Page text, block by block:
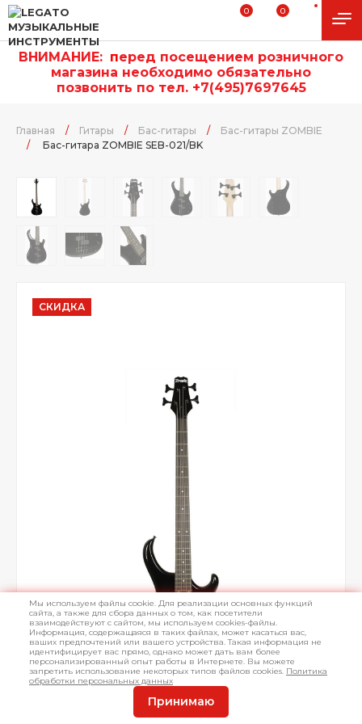
0 0
ВНИМАНИЕ: перед посещением розничного
магазина необходимо обязательно
позвонить по тел. +7(495)7697645
Главная / Гитары / Бас-гитары /
Бас-гитары ZOMBIE
/
Бас-гитара ZOMBIE SEB-021/BK
СКИДКА
Мы используем файлы cookie. Для реализации основных функций
сайта, а также для сбора данных о том, как посетители
взаимодействуют с сайтом, мы используем cookies-файлы.
Информация, содержащаяся в таких файлах, может касаться вас,
ваших предпочтений или вашего устройства. Такая информация не
идентифицирует вас прямо, однако может дать вам более
персонализированный опыт работы в Интернете. Вы можете
запретить использование некоторых типов файлов cookies. Политика
обработки персональных данных
Принимаю